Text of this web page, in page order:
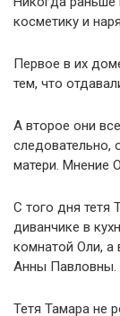
косметику и
Первое в их
тем, что
А второе они
следовательно,
матери. Мнение
С того дня тетя
диванчике в
комнатой Оли, а
Анны Павловны.
Тетя Тамара не